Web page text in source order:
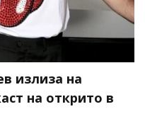
излиза на
на открито в